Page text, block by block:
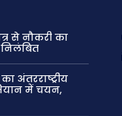
से नौकरी का
अंतरराष्ट्रीय
में चयन,